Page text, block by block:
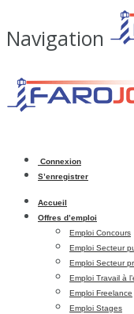
Navigation
Connexion
S’enregistrer
Accueil
Offres d’emploi
Emploi Concours
Emploi Secteur
Emploi Secteur
Emploi Travail à
Emploi Freelance
Emploi Stages